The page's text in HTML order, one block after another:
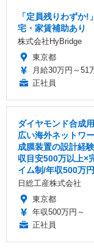
「定員残りわずか
宅・家賃補助あり
株式会社HyBridge
東京都
月給30万円～51
正社員
ダイヤモンド合成
広い海外ネットワ
成膜装置の設計経
収目安500万以上×
イム制/年収500万
日総工産株式会社
東京都
年収500万円～
正社員